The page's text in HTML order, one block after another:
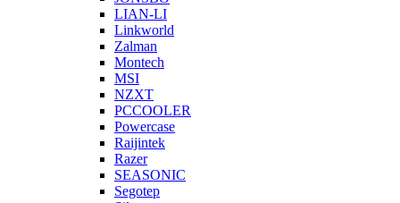
LIAN-LI
Linkworld
Zalman
Montech
MSI
NZXT
PCCOOLER
Powercase
Raijintek
Razer
SEASONIC
Segotep